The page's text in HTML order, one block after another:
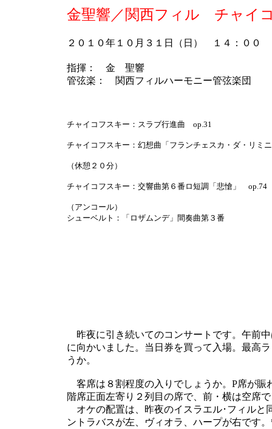
金聖響／関西フィル チャイ
２０１０年１０月３１日（日） １４：０
指揮： 金 聖響
管弦楽： 関西フィルハーモニー管弦楽団
チャイコフスキー：スラブ行進曲 op.31
チャイコフスキー：幻想曲「フランチェスカ・ダ・リミ
（休憩２０分）
チャイコフスキー：交響曲第６番ロ短調「悲愴」 op.74
（アンコール）
シューベルト：「ロザムンデ」間奏曲第３番
昨夜に引き続いてのコンサートです。午前
に向かいました。当日券を買って入場。最高
うか。
客席は８割程度の入りでしょうか。P席が賑
階席正面左寄り２列目の席で、前・横は空席
オケの配置は、昨夜のイスラエル･フィルと
ントラバスが左、ヴィオラ、ハープが右です